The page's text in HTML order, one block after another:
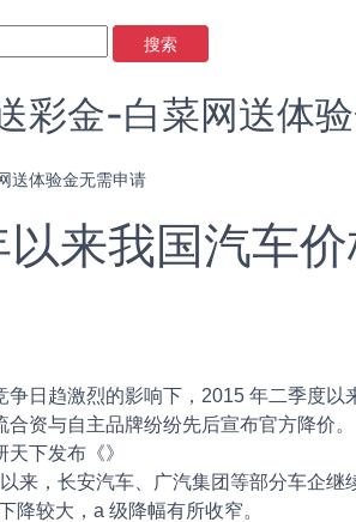
搜索
彩金-白菜网送体
送体验金无需申请
来我国汽车
趋激烈的影响下，2015 年二季度以
合资与自主品牌纷纷先后宣布官方降价。
天下发布《》
来，长安汽车、广汽集团等部分车企
降较大，a 级降幅有所收窄。